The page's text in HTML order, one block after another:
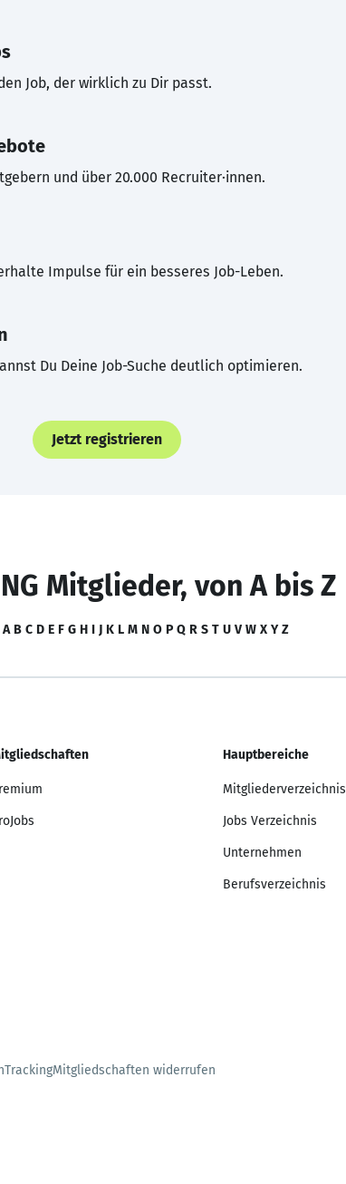
Job, der wirklich zu Dir passt.
und über 20.000 Recruiter·innen.
Impulse für ein besseres Job-Leben.
Du Deine Job-Suche deutlich optimieren.
Jetzt registrieren
Mitglieder, von A bis Z
A B C D E F G H I J K L M N O P Q R S T U V W X Y Z
Hauptbereiche
Mitgliederverzeichnis
Jobs Verzeichnis
Unternehmen
Berufsverzeichnis
TrackingMitgliedschaften widerrufen